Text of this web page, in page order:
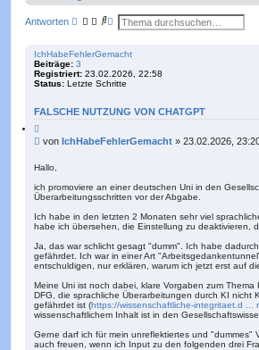
Antworten
S
he
t
e
e
u
c
IchHabeFehlerGemacht
Beiträge: 3
Registriert: 23.02.2026, 22:58
Status: Letzte Schritte
FALSCHE NUTZUNG VON CHATGPT
i
t
e
e
n
B
i
r
a
g
von IchHabeFehlerGemacht » 23.02.2026,
Hallo,
ich promoviere an einer deutschen Uni in den
Überarbeitungsschritten vor der Abgabe.
Ich habe in den letzten 2 Monaten sehr viel
habe ich übersehen, die Einstellung zu deaktivieren,
Ja, das war schlicht gesagt "dumm". Ich habe
gefährdet. Ich war in einer Art
entschuldigen, nur erklären, warum ich jetzt erst auf
Meine Uni ist noch dabei, klare Vorgaben zum
DFG, die sprachliche Überarbeitungen durch KI
gefährdet ist (https://wissenschaftliche-integritaet.d ...
wissenschaftlichem Inhalt ist in den
Gerne darf ich für mein unreflektiertes und
auch freuen, wenn ich Input zu den folgenden drei